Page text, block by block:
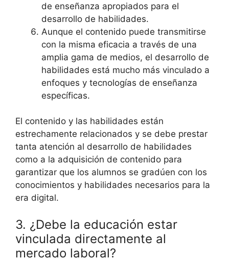
de enseñanza apropiados para el
desarrollo de habilidades.
Aunque el contenido puede transmitirse
con la misma eficacia a través de una
amplia gama de medios, el desarrollo de
habilidades está mucho más vinculado a
enfoques y tecnologías de enseñanza
específicas.
El contenido y las habilidades están
estrechamente relacionados y se debe prestar
tanta atención al desarrollo de habilidades
como a la adquisición de contenido para
garantizar que los alumnos se gradúen con los
conocimientos y habilidades necesarios para la
era digital.
3. ¿Debe la educación estar
vinculada directamente al
mercado laboral?